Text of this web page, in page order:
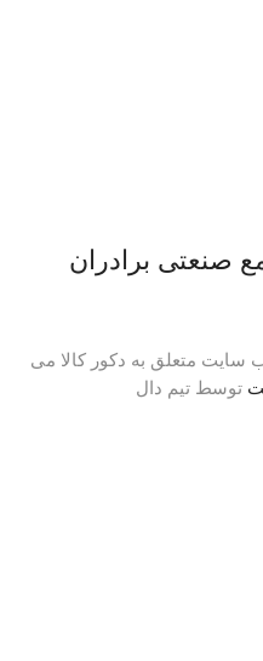
صنعتی برادران
متعلق به دکور کالا می
توسط تیم دال